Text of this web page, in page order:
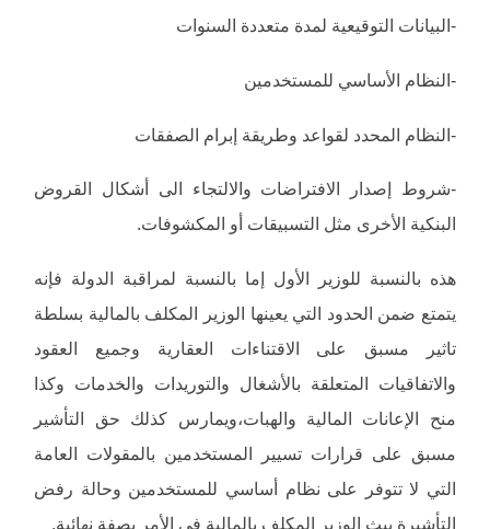
-البيانات التوقيعية لمدة متعددة السنوات
-النظام الأساسي للمستخدمين
-النظام المحدد لقواعد وطريقة إبرام الصفقات
-شروط إصدار الافتراضات والالتجاء الى أشكال القروض
البنكية الأخرى مثل التسبيقات أو المكشوفات.
هذه بالنسبة للوزير الأول إما بالنسبة لمراقبة الدولة فإنه
يتمتع ضمن الحدود التي يعينها الوزير المكلف بالمالية بسلطة
تاثير مسبق على الاقتناءات العقارية وجميع العقود
والاتفاقيات المتعلقة بالأشغال والتوريدات والخدمات وكذا
منح الإعانات المالية والهبات،ويمارس كذلك حق التأشير
مسبق على قرارات تسيير المستخدمين بالمقولات العامة
التي لا تتوفر على نظام أساسي للمستخدمين وحالة رفض
التأشيرة يبث الوزير المكلف بالمالية في الأمر بصفة نهائية.